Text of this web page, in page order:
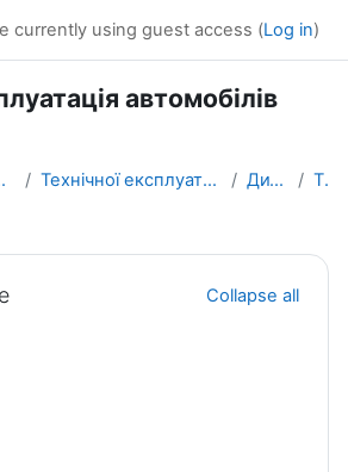
currently using guest access (Log in)
автомобілів
Технічної експлуатації і сервісу автомобілів ім. М... Дитятьєв О.В. ТЕАв_1
Collapse all